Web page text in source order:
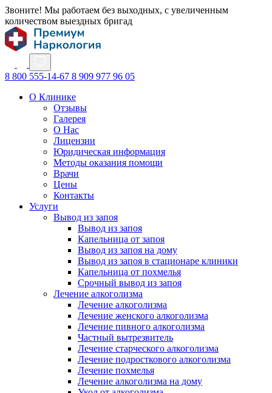
Звоните! Мы работаем без выходных, с увеличенным
количеством выездных бригад
8 800 555-14-67 8 909 977 96 05
О Клинике
Отзывы
Галерея
О Нас
Лицензии
Юридическая информация
Методы оказания помощи
Врачи
Цены
Контакты
Услуги
Вывод из запоя
Вывод из запоя
Капельница от запоя
Вывод из запоя на дому
Вывод из запоя в стационаре клиники
Капельница от похмелья
Срочный вывод из запоя
Лечение алкоголизма
Лечение алкоголизма
Лечение женского алкоголизма
Лечение пивного алкоголизма
Частный вытрезвитель
Лечение старческого алкоголизма
Лечение подросткового алкоголизма
Лечение похмелья
Лечение алкоголизма на дому